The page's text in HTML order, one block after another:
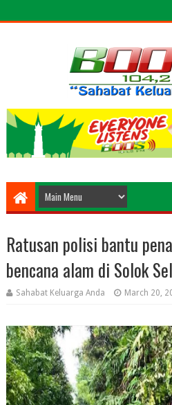
Ratusan polisi bantu
bencana alam di Solok
Sahabat Keluarga Anda March 20,